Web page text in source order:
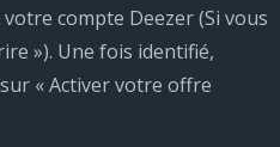
compte Deezer (Si vous
»). Une fois identifié,
« Activer votre offre